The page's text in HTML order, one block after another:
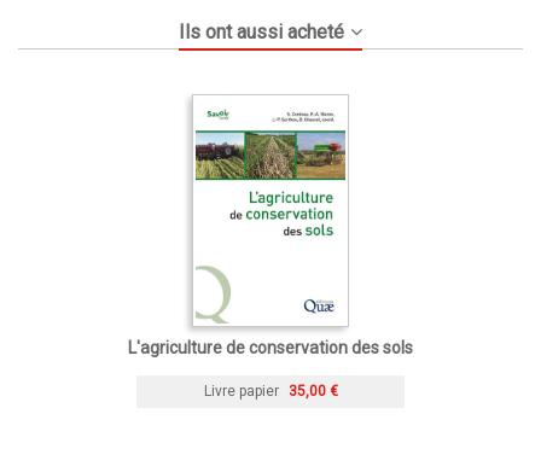
Ils ont aussi acheté
L'agriculture de conservation des sols
Livre papier 35,00 €